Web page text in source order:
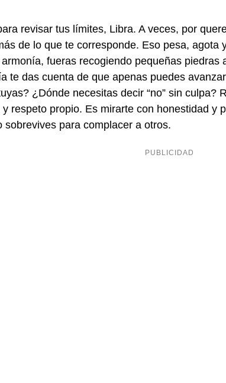
revisar tus límites, Libra. A veces, por
de lo que te corresponde. Eso pesa, agota
fueras recogiendo pequeñas piedras
te das cuenta de que apenas puedes
¿Dónde necesitas decir “no” sin culpa?
respeto propio. Es mirarte con honestidad y
sobrevives para complacer a otros.